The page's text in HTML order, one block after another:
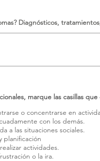
Diagnósticos,
marque las casillas
o concentrarse en
con los demás.
a las situaciones sociales.
planificación
actividades.
o la ira.